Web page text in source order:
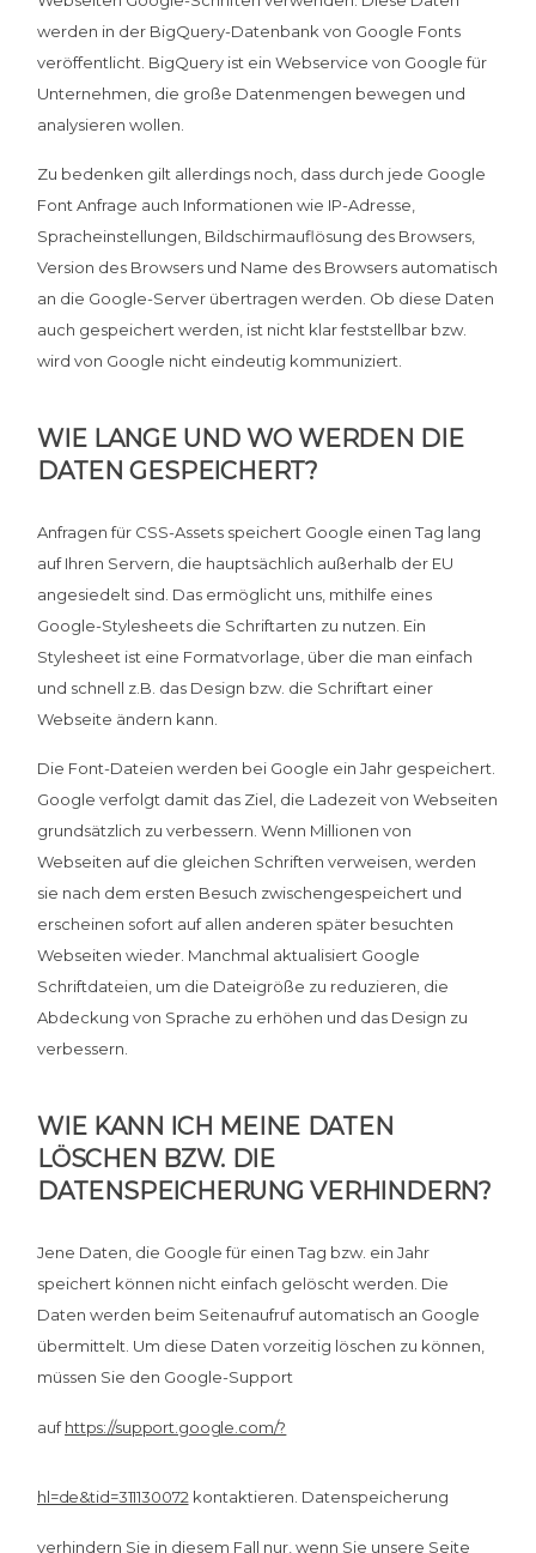
werden in der BigQuery-Datenbank von Google Fonts
veröffentlicht. BigQuery ist ein Webservice von Google für
Unternehmen, die große Datenmengen bewegen und
analysieren wollen.
Zu bedenken gilt allerdings noch, dass durch jede Google
Font Anfrage auch Informationen wie IP-Adresse,
Spracheinstellungen, Bildschirmauflösung des Browsers,
Version des Browsers und Name des Browsers automatisch
an die Google-Server übertragen werden. Ob diese Daten
auch gespeichert werden, ist nicht klar feststellbar bzw.
wird von Google nicht eindeutig kommuniziert.
WIE LANGE UND WO WERDEN DIE
DATEN GESPEICHERT?
Anfragen für CSS-Assets speichert Google einen Tag lang
auf Ihren Servern, die hauptsächlich außerhalb der EU
angesiedelt sind. Das ermöglicht uns, mithilfe eines
Google-Stylesheets die Schriftarten zu nutzen. Ein
Stylesheet ist eine Formatvorlage, über die man einfach
und schnell z.B. das Design bzw. die Schriftart einer
Webseite ändern kann.
Die Font-Dateien werden bei Google ein Jahr gespeichert.
Google verfolgt damit das Ziel, die Ladezeit von Webseiten
grundsätzlich zu verbessern. Wenn Millionen von
Webseiten auf die gleichen Schriften verweisen, werden
sie nach dem ersten Besuch zwischengespeichert und
erscheinen sofort auf allen anderen später besuchten
Webseiten wieder. Manchmal aktualisiert Google
Schriftdateien, um die Dateigröße zu reduzieren, die
Abdeckung von Sprache zu erhöhen und das Design zu
verbessern.
WIE KANN ICH MEINE DATEN
LÖSCHEN BZW. DIE
DATENSPEICHERUNG VERHINDERN?
Jene Daten, die Google für einen Tag bzw. ein Jahr
speichert können nicht einfach gelöscht werden. Die
Daten werden beim Seitenaufruf automatisch an Google
übermittelt. Um diese Daten vorzeitig löschen zu können,
müssen Sie den Google-Support
aufhttps://support.google.com/?
hl=de&tid=311130072 kontaktieren. Datenspeicherung
verhindern Sie in diesem Fall nur, wenn Sie unsere Seite